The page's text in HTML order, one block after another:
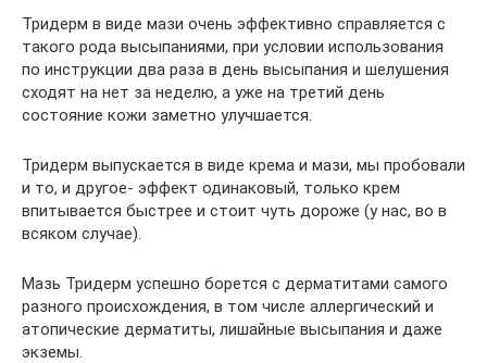
Тридерм в виде мази очень эффективно справляется с
такого рода высыпаниями, при условии использования
по инструкции два раза в день высыпания и шелушения
сходят на нет за неделю, а уже на третий день
состояние кожи заметно улучшается.
Тридерм выпускается в виде крема и мази, мы пробовали
и то, и другое- эффект одинаковый, только крем
впитывается быстрее и стоит чуть дороже (у нас, во в
всяком случае).
Мазь Тридерм успешно борется с дерматитами самого
разного происхождения, в том числе аллергический и
атопические дерматиты, лишайные высыпания и даже
экземы.